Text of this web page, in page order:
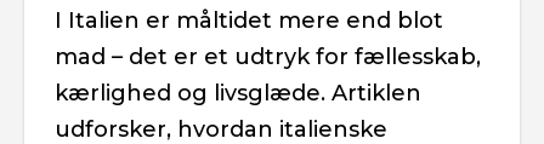
I Italien er måltidet mere end blot
mad – det er et udtryk for fællesskab,
kærlighed og livsglæde. Artiklen
udforsker, hvordan italienske